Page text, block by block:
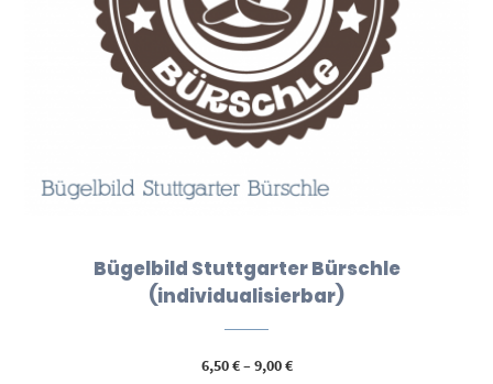
Bügelbild Stuttgarter Bürschle
(individualisierbar)
6,50€–9,00€Preisspanne: